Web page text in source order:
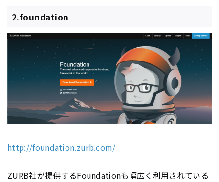
2.foundation
http://foundation.zurb.com/
ZURB社が提供するFoundationも幅広く利用されている